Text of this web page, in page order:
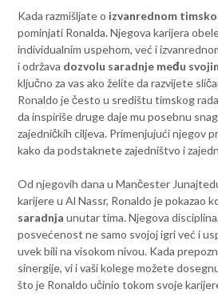
Kada razmišljate o izvanrednom
pominjati Ronalda. Njegova karijera
individualnim uspehom, već i
i održava dozvolu saradnje među
ključno za vas ako želite da razvijete
Ronaldo je često u središtu timskog
da inspiriše druge daje mu posebnu
zajedničkih ciljeva. Primenjujući njegov
kako da podstaknete zajedništvo i
Od njegovih dana u Mančester
karijere u Al Nassr, Ronaldo je pokazao
saradnja unutar tima. Njegova
posvećenost ne samo svojoj igri već i
uvek bili na visokom nivou. Kada
sinergije, vi i vaši kolege možete
što je Ronaldo učinio tokom svoje